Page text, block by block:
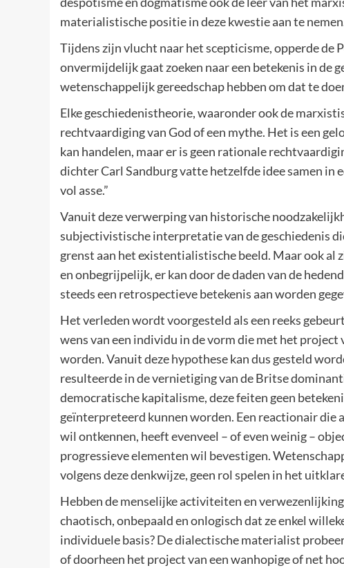
materialistische positie in deze kwestie aan te
Tijdens zijn vlucht naar het scepticisme, opperde de
onvermijdelijk gaat zoeken naar een betekenis in de
wetenschappelijk gereedschap hebben om dat te
Elke geschiedenistheorie, waaronder ook de
rechtvaardiging van God of een mythe. Het is een
kan handelen, maar er is geen rationale
dichter Carl Sandburg vatte hetzelfde idee samen in
vol asse.”
Vanuit deze verwerping van historische
subjectivistische interpretatie van de geschiedenis
grenst aan het existentialistische beeld. Maar ook
en onbegrijpelijk, er kan door de daden van de
steeds een retrospectieve betekenis aan worden
Het verleden wordt voorgesteld als een reeks
wens van een individu in de vorm die met het
worden. Vanuit deze hypothese kan dus gesteld
resulteerde in de vernietiging van de Britse
democratische kapitalisme, deze feiten geen
geïnterpreteerd kunnen worden. Een reactionair die
wil ontkennen, heeft evenveel – of even weinig –
progressieve elementen wil bevestigen.
volgens deze denkwijze, geen rol spelen in het
Hebben de menselijke activiteiten en
chaotisch, onbepaald en onlogisch dat ze enkel
individuele basis? De dialectische materialist
of doorheen het project van een wanhopige of net